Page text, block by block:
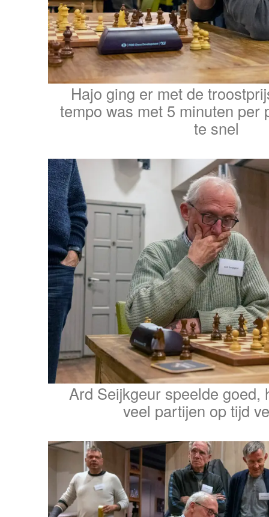
Hajo ging er met de
tempo was met 5 minuten per
te snel
Ard Seijkgeur speelde goed,
veel partijen op tijd